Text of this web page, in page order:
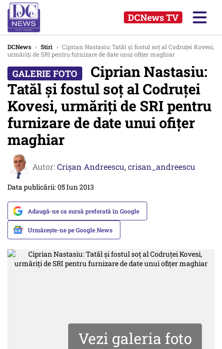
DCNews TV
DCNews › Stiri › Ciprian Nastasiu: Tatăl și fostul soț al Codruței Kovesi,
urmăriți de SRI pentru furnizare de date unui ofițer maghiar
Ciprian Nastasiu:
Tatăl și fostul soț al Codruței
Kovesi, urmăriți de SRI pentru
furnizare de date unui ofițer
maghiar
Autor:Crişan Andreescu,crisan_andreescu
Data publicării: 05 Iun 2013
Adaugă-ne ca sursă preferată în Google
Urmărește-ne pe Google News
Vezi galeria foto